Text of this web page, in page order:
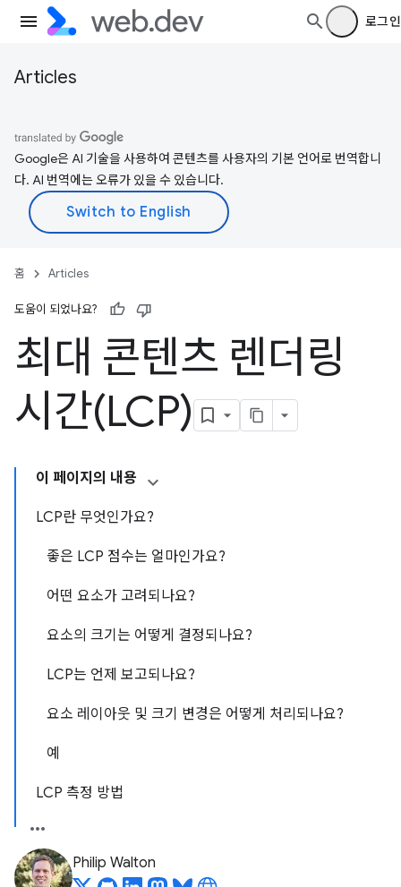
로그인
Articles
Google은 AI 기술을 사용하여 콘텐츠를 사용자의 기본 언어로 번역합니
다. AI 번역에는 오류가 있을 수 있습니다.
홈 Articles
도움이 되었나요?
최대 콘텐츠 렌더링
시간(LCP)
이 페이지의 내용
LCP란 무엇인가요?
좋은 LCP 점수는 얼마인가요?
어떤 요소가 고려되나요?
요소의 크기는 어떻게 결정되나요?
LCP는 언제 보고되나요?
요소 레이아웃 및 크기 변경은 어떻게 처리되나요?
예
LCP 측정 방법
Philip Walton